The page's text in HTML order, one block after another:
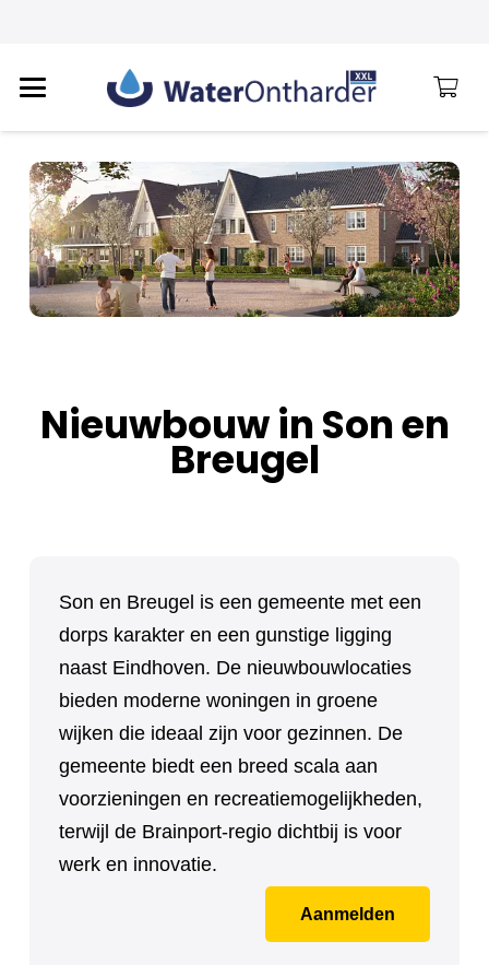
Nieuwbouw in Son en
Breugel
Son en Breugel is een gemeente met een
dorps karakter en een gunstige ligging
naast Eindhoven. De nieuwbouwlocaties
bieden moderne woningen in groene
wijken die ideaal zijn voor gezinnen. De
gemeente biedt een breed scala aan
voorzieningen en recreatiemogelijkheden,
terwijl de Brainport-regio dichtbij is voor
werk en innovatie.
Aanmelden